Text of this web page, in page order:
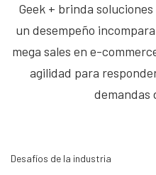
Geek + brinda
un desempeño
mega sales en e-
agilidad para
demandas
Desafíos de la industria